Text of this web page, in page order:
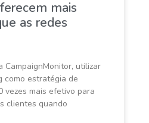
mais
as redes
CampaignMonitor, utilizar
como estratégia de
vezes mais efetivo para
clientes quando